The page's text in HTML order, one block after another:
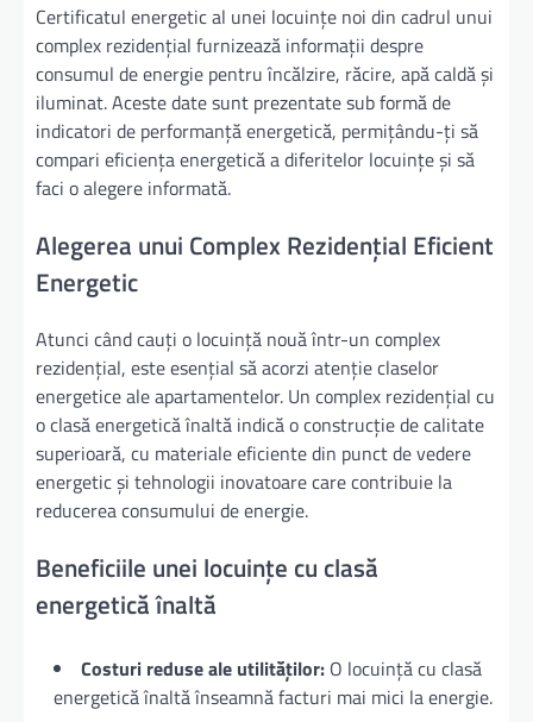
Certificatul energetic al unei locuințe noi din cadrul unui
complex rezidențial furnizează informații despre
consumul de energie pentru încălzire, răcire, apă caldă și
iluminat. Aceste date sunt prezentate sub formă de
indicatori de performanță energetică, permițându-ți să
compari eficiența energetică a diferitelor locuințe și să
faci o alegere informată.
Alegerea unui Complex Rezidențial Eficient
Energetic
Atunci când cauți o locuință nouă într-un complex
rezidențial, este esențial să acorzi atenție claselor
energetice ale apartamentelor. Un complex rezidențial cu
o clasă energetică înaltă indică o construcție de calitate
superioară, cu materiale eficiente din punct de vedere
energetic și tehnologii inovatoare care contribuie la
reducerea consumului de energie.
Beneficiile unei locuințe cu clasă
energetică înaltă
Costuri reduse ale utilităților: O locuință cu clasă
energetică înaltă înseamnă facturi mai mici la energie.